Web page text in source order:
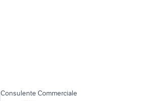
Consulente Commerciale